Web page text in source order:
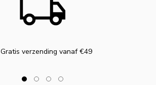
Gratis verzending vanaf €49